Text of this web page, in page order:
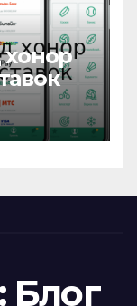
хонор
Блог